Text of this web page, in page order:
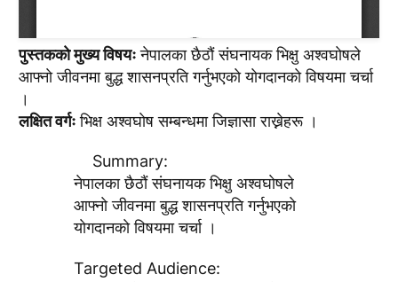
पुस्तककाे मुख्य विषयःनेपालका छैठाैं संघनायक भिक्षु अश्वघाेषले
आफ्नाे जीवनमा बुद्ध शासनप्रति गर्नुभएकाे याेगदानकाे विषयमा चर्चा
।
लक्षित वर्गःभिक्ष अश्वघाेष सम्बन्धमा जिज्ञासा राख्नेहरू ।
Summary:
नेपालका छैठाैं संघनायक भिक्षु अश्वघाेषले
आफ्नाे जीवनमा बुद्ध शासनप्रति गर्नुभएकाे
याेगदानकाे विषयमा चर्चा ।
Targeted Audience: